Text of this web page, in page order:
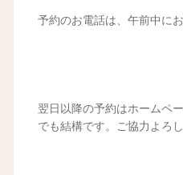
予約のお電話は、午前中にお
翌日以降の予約はホームペ
でも結構です。ご協力よろ